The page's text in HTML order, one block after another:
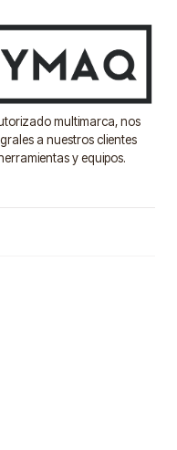
multimarca, nos
a nuestros clientes
y equipos.